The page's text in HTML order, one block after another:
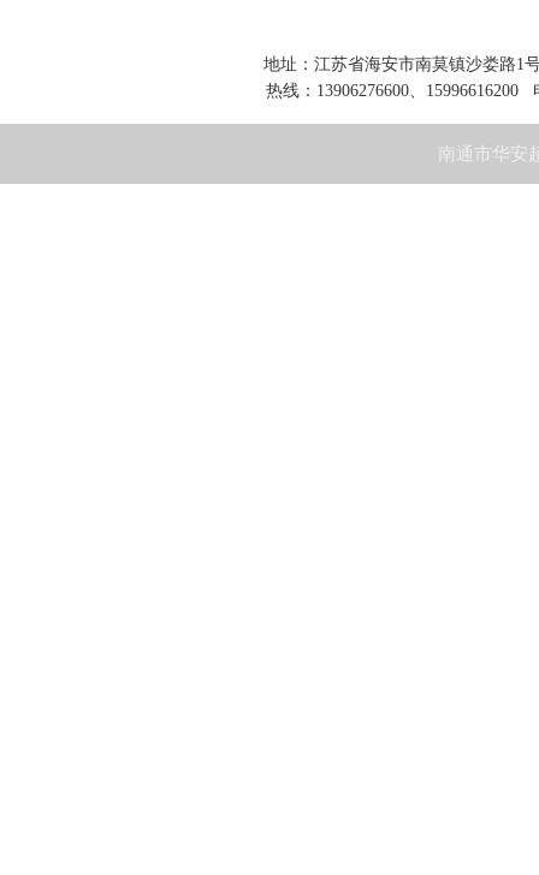
地址：江苏省海安市南莫镇沙娄路1
热线：13906276600、15996616200
南通市华